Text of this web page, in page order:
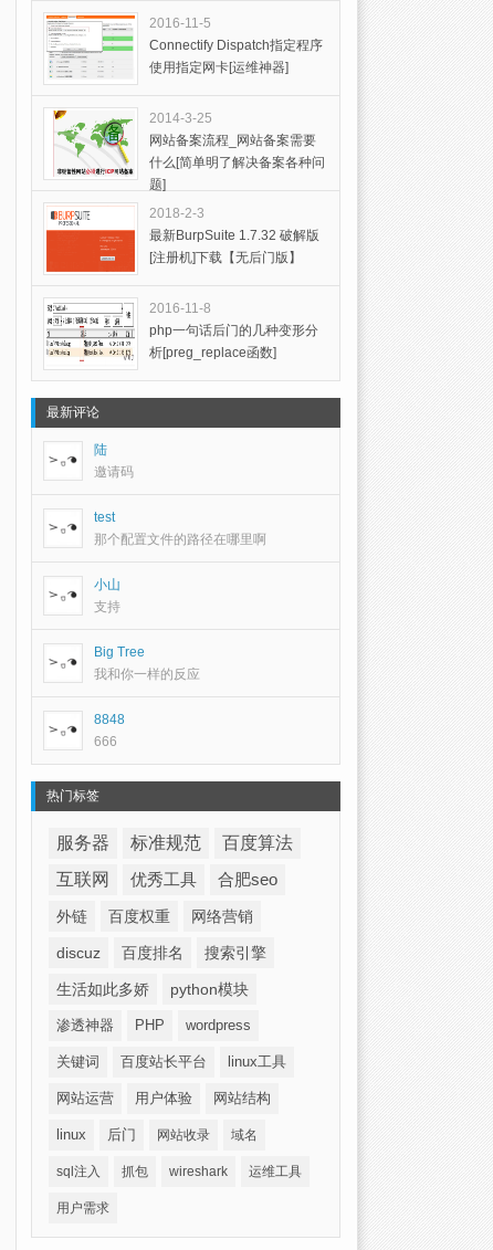
2016-11-5
Connectify Dispatch指定程序
使用指定网卡[运维神器]
2014-3-25
网站备案流程_网站备案需要
什么[简单明了解决备案各种问
题]
2018-2-3
最新BurpSuite 1.7.32 破解版
[注册机]下载【无后门版】
2016-11-8
php一句话后门的几种变形分
析[preg_replace函数]
最新评论
陆
邀请码
test
那个配置文件的路径在哪里啊
小山
支持
Big Tree
我和你一样的反应
8848
666
热门标签
服务器 标准规范
百度算法
互联网
优秀工具 合肥seo
外链 百度权重 网络营销
discuz 百度排名 搜索引擎
生活如此多娇 python模块
渗透神器 PHP wordpress
关键词 百度站长平台 linux工具
网站运营 用户体验 网站结构
linux 后门 网站收录 域名
sql注入 抓包 wireshark 运维工具
用户需求